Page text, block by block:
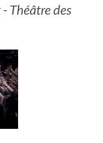
Théâtre des